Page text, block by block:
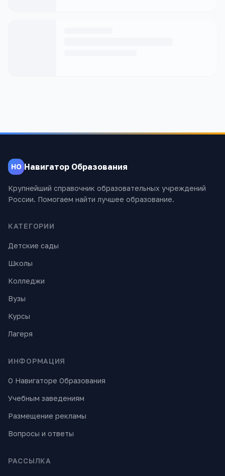
НО Навигатор Образования
Крупнейший справочник образовательных учреждений
России. Помогаем найти лучшее образование.
КАТЕГОРИИ
Детские сады
Школы
Колледжи
Вузы
Курсы
Лагеря
ИНФОРМАЦИЯ
О Навигаторе Образования
Учебным заведениям
Размещение рекламы
Вопросы и ответы
РАССЫЛКА